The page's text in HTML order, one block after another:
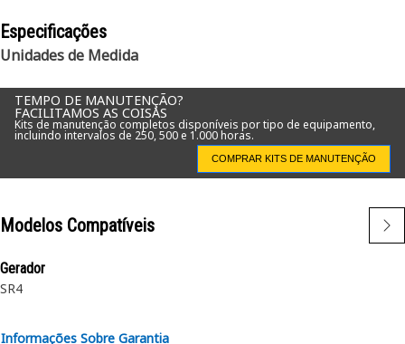
Especificações
Unidades de Medida
TEMPO DE MANUTENÇÃO?
FACILITAMOS AS COISAS
Kits de manutenção completos disponíveis por tipo de equipamento,
incluindo intervalos de 250, 500 e 1.000 horas.
COMPRAR KITS DE MANUTENÇÃO
Modelos Compatíveis
Gerador
SR4
Informações Sobre Garantia